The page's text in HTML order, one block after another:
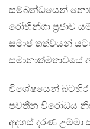
සම්බන්ධයෙන්
රෝහින්ගා ප‍්‍රජාව
සමාජ තත්වයන්
විශේෂයෙන්
පවතින විරෝධය
අදහස් දරණ